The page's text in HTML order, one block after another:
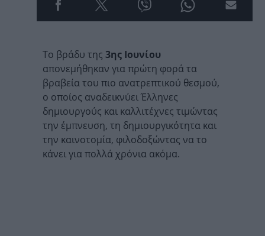
Το βράδυ της 3ης Ιουνίου
απονεμήθηκαν για πρώτη φορά τα
βραβεία του πιο ανατρεπτικού θεσμού,
ο οποίος αναδεικνύει Έλληνες
δημιουργούς και καλλιτέχνες τιμώντας
την έμπνευση, τη δημιουργικότητα και
την καινοτομία, φιλοδοξώντας να το
κάνει για πολλά χρόνια ακόμα.